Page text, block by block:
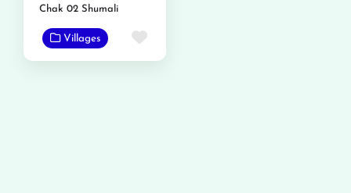
Chak 02 Shumali
Villages Favorite